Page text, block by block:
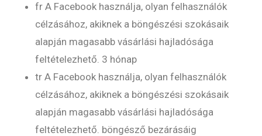
fr A Facebook használja, olyan felhasználók
célzásához, akiknek a böngészési szokásaik
alapján magasabb vásárlási hajladósága
feltételezhető. 3 hónap
tr A Facebook használja, olyan felhasználók
célzásához, akiknek a böngészési szokásaik
alapján magasabb vásárlási hajladósága
feltételezhető. böngésző bezárásáig